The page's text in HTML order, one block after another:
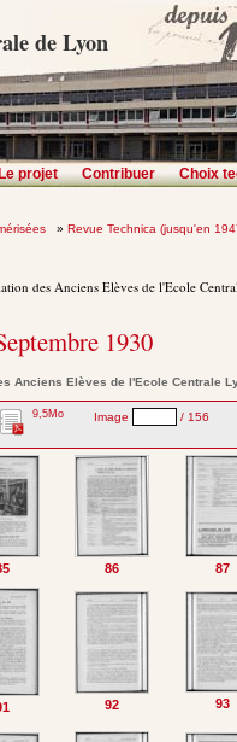
de Lyon
projet Contribuer Choix
» Revue Technica (jusqu'en
des Anciens Elèves de l'Ecole
1930
Anciens Elèves de l'Ecole Centrale
9,5Mo Image / 156
86 87
92 93